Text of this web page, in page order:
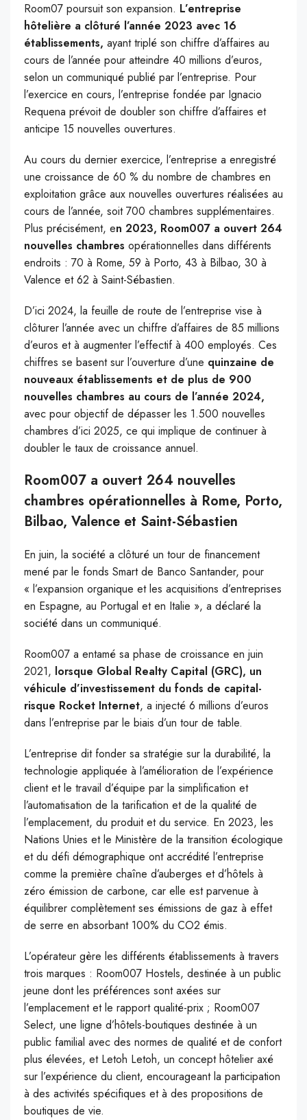
Room07 poursuit son expansion. L’entreprise
hôtelière a clôturé l’année 2023 avec 16
établissements, ayant triplé son chiffre d’affaires au
cours de l’année pour atteindre 40 millions d’euros,
selon un communiqué publié par l’entreprise. Pour
l’exercice en cours, l’entreprise fondée par Ignacio
Requena prévoit de doubler son chiffre d’affaires et
anticipe 15 nouvelles ouvertures.
Au cours du dernier exercice, l’entreprise a enregistré
une croissance de 60 % du nombre de chambres en
exploitation grâce aux nouvelles ouvertures réalisées au
cours de l’année, soit 700 chambres supplémentaires.
Plus précisément, en 2023, Room007 a ouvert 264
nouvelles chambres opérationnelles dans différents
endroits : 70 à Rome, 59 à Porto, 43 à Bilbao, 30 à
Valence et 62 à Saint-Sébastien.
D’ici 2024, la feuille de route de l’entreprise vise à
clôturer l’année avec un chiffre d’affaires de 85 millions
d’euros et à augmenter l’effectif à 400 employés. Ces
chiffres se basent sur l’ouverture d’une quinzaine de
nouveaux établissements et de plus de 900
nouvelles chambres au cours de l’année 2024,
avec pour objectif de dépasser les 1.500 nouvelles
chambres d’ici 2025, ce qui implique de continuer à
doubler le taux de croissance annuel.
Room007 a ouvert 264 nouvelles
chambres opérationnelles à Rome, Porto,
Bilbao, Valence et Saint-Sébastien
En juin, la société a clôturé un tour de financement
mené par le fonds Smart de Banco Santander, pour
« l’expansion organique et les acquisitions d’entreprises
en Espagne, au Portugal et en Italie », a déclaré la
société dans un communiqué.
Room007 a entamé sa phase de croissance en juin
2021, lorsque Global Realty Capital (GRC), un
véhicule d’investissement du fonds de capital-
risque Rocket Internet, a injecté 6 millions d’euros
dans l’entreprise par le biais d’un tour de table.
L’entreprise dit fonder sa stratégie sur la durabilité, la
technologie appliquée à l’amélioration de l’expérience
client et le travail d’équipe par la simplification et
l’automatisation de la tarification et de la qualité de
l’emplacement, du produit et du service. En 2023, les
Nations Unies et le Ministère de la transition écologique
et du défi démographique ont accrédité l’entreprise
comme la première chaîne d’auberges et d’hôtels à
zéro émission de carbone, car elle est parvenue à
équilibrer complètement ses émissions de gaz à effet
de serre en absorbant 100% du CO2 émis.
L’opérateur gère les différents établissements à travers
trois marques : Room007 Hostels, destinée à un public
jeune dont les préférences sont axées sur
l’emplacement et le rapport qualité-prix ; Room007
Select, une ligne d’hôtels-boutiques destinée à un
public familial avec des normes de qualité et de confort
plus élevées, et Letoh Letoh, un concept hôtelier axé
sur l’expérience du client, encourageant la participation
à des activités spécifiques et à des propositions de
boutiques de vie.